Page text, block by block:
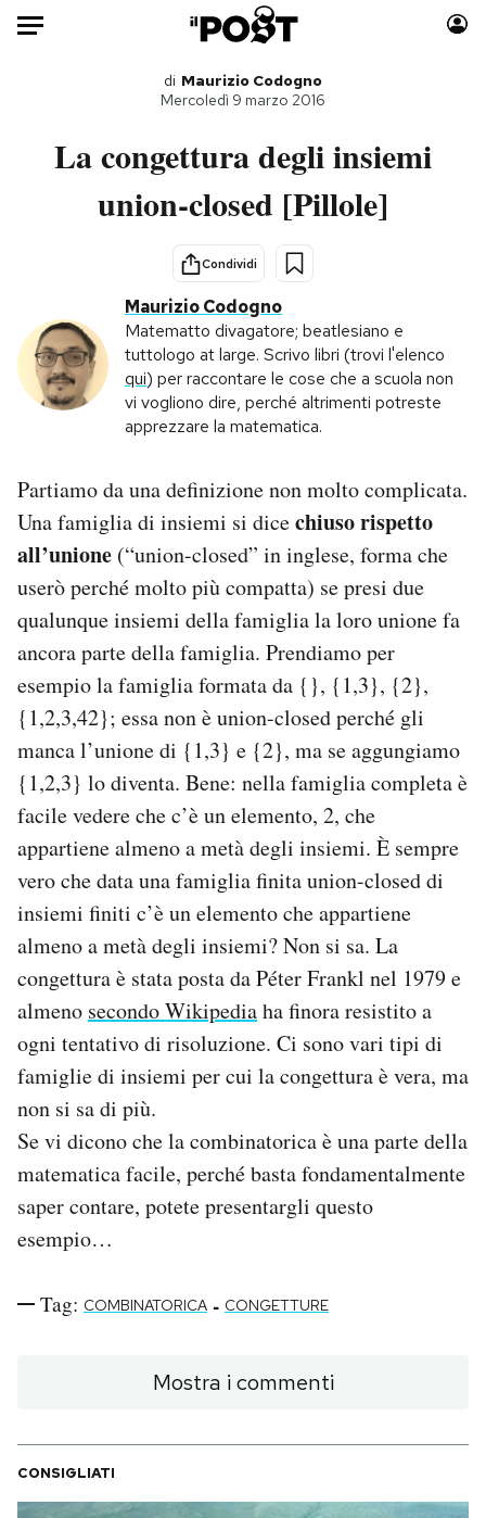
Auto
Mondo
Scienza
Cultura
Economia
Moda
Libri
Consumismi
Storie/Idee
Ok Boomer!
Media
Altrecose
Mondiali calcio 2026
PODCAST
NEWSLETTER
I MIEI PREFERITI
SHOP
CALENDARIO
AREA PERSONALE
Notifiche mobile
Regala il Post
Hai bisogno di aiuto?
Esci
di Maurizio Codogno
Mercoledì 9 marzo 2016
La congettura degli insiemi
union-closed [Pillole]
Condividi
Maurizio Codogno
Matematto divagatore; beatlesiano e
tuttologo at large. Scrivo libri (trovi l'elenco
qui) per raccontare le cose che a scuola non
vi vogliono dire, perché altrimenti potreste
apprezzare la matematica.
Partiamo da una definizione non molto complicata.
Una famiglia di insiemi si dicechiuso rispetto
all’unione (“union-closed” in inglese, forma che
userò perché molto più compatta) se presi due
qualunque insiemi della famiglia la loro unione fa
ancora parte della famiglia. Prendiamo per
esempio la famiglia formata da {}, {1,3}, {2},
{1,2,3,42}; essa non è union-closed perché gli
manca l’unione di {1,3} e {2}, ma se aggungiamo
{1,2,3} lo diventa. Bene: nella famiglia completa è
facile vedere che c’è un elemento, 2, che
appartiene almeno a metà degli insiemi. È sempre
vero che data una famiglia finita union-closed di
insiemi finiti c’è un elemento che appartiene
almeno a metà degli insiemi? Non si sa. La
congettura è stata posta da Péter Frankl nel 1979 e
almeno secondo Wikipediaha finora resistito a
ogni tentativo di risoluzione. Ci sono vari tipi di
famiglie di insiemi per cui la congettura è vera, ma
non si sa di più.
Se vi dicono che la combinatorica è una parte della
matematica facile, perché basta fondamentalmente
saper contare, potete presentargli questo
esempio…
Tag: COMBINATORICA - CONGETTURE
Mostra i commenti
CONSIGLIATI